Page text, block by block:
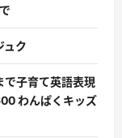
ュク
で子育て英語表現
わんぱくキッズ